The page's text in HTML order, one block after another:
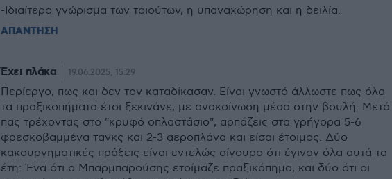
-Ιδιαίτερο γνώρισμα των τοιούτων, η υπαναχώρηση και η δειλία.
ΑΠΑΝΤΗΣΗ
Έχει πλάκα 19.06.2025, 15:29
Περίεργο, πως και δεν τον καταδίκασαν. Είναι γνωστό άλλωστε πως όλα
τα πραξικοπήματα έτσι ξεκινάνε, με ανακοίνωση μέσα στην βουλή. Μετά
πας τρέχοντας στο "κρυφό οπλαστάσιο", αρπάζεις στα γρήγορα 5-6
φρεσκοβαμμένα τανκς και 2-3 αεροπλάνα και είσαι έτοιμος. Δύο
κακουργηματικές πράξεις είναι εντελώς σίγουρο ότι έγιναν όλα αυτά τα
έτη: Ένα ότι ο Μπαρμπαρούσης ετοίμαζε πραξικόπημα, και δύο ότι οι